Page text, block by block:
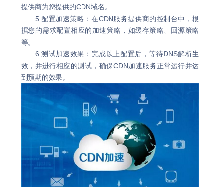
提供商为您提供的CDN域名。
5.配置加速策略：在CDN服务提供商的控制台中，根
据您的需求配置相应的加速策略，如缓存策略、回源策略
等。
6.测试加速效果：完成以上配置后，等待DNS解析生
效，并进行相应的测试，确保CDN加速服务正常运行并达
到预期的效果。